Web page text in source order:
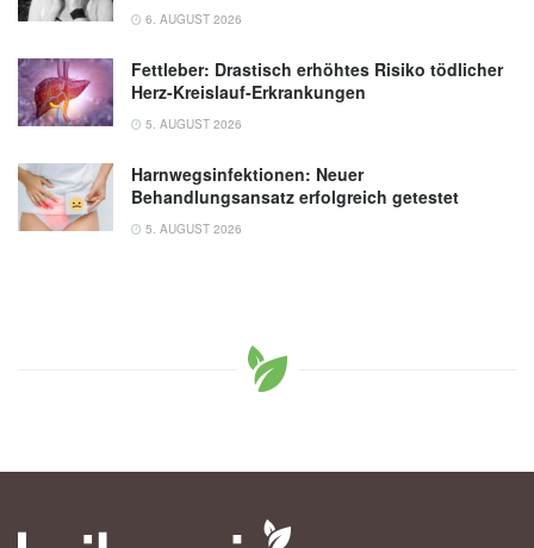
6. AUGUST 2026
Fettleber: Drastisch erhöhtes Risiko tödlicher
Herz-Kreislauf-Erkrankungen
5. AUGUST 2026
Harnwegsinfektionen: Neuer
Behandlungsansatz erfolgreich getestet
5. AUGUST 2026